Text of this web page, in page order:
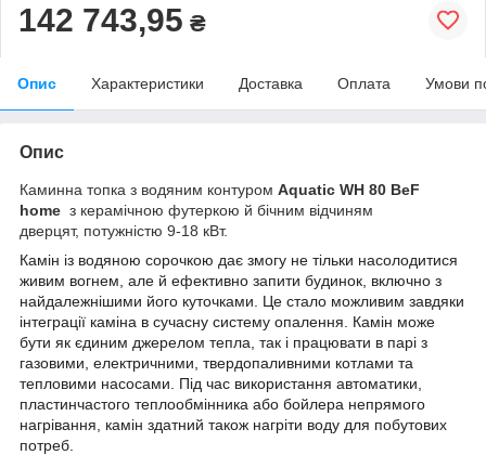
142 743,95 ₴
Опис Характеристики Доставка Оплата Умови
Опис
Каминна топка з водяним контуром Aquatic WH 80 ​​ BeF
home з керамічною футеркою й бічним відчиням
дверцят, потужністю 9-18 кВт.
Камін із водяною сорочкою дає змогу не тільки насолодитися
живим вогнем, але й ефективно запити будинок, включно з
найдалежнішими його куточками. Це стало можливим завдяки
інтеграції каміна в сучасну систему опалення. Камін може
бути як єдиним джерелом тепла, так і працювати в парі з
газовими, електричними, твердопаливними котлами та
тепловими насосами. Під час використання автоматики,
пластинчастого теплообмінника або бойлера непрямого
нагрівання, камін здатний також нагріти воду для побутових
потреб.